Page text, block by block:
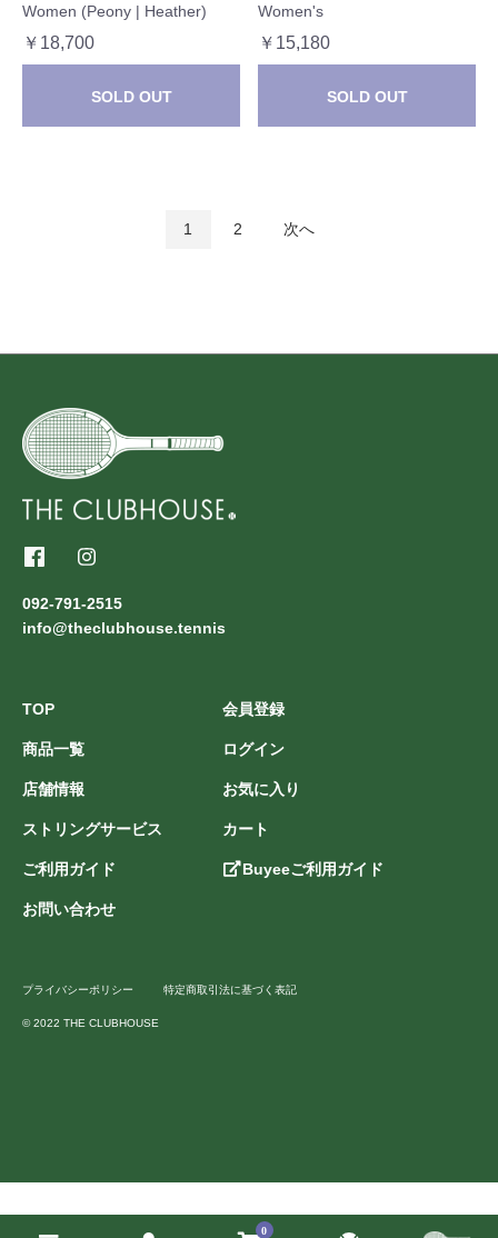
Women (Peony | Heather)
￥18,700
SOLD OUT
Women's
￥15,180
SOLD OUT
1 2 次へ
092-791-2515
info@theclubhouse.tennis
TOP
商品一覧
店舗情報
ストリングサービス
ご利用ガイド
お問い合わせ
会員登録
ログイン
お気に入り
カート
Buyeeご利用ガイド
プライバシーポリシー 特定商取引法に基づく表記
© 2022 THE CLUBHOUSE
0